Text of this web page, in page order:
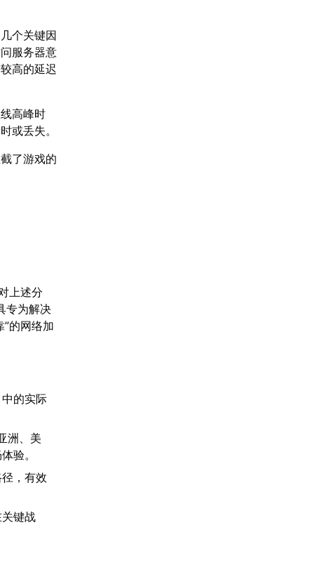
个关键因
服务器意
高的延迟
高峰时
或丢失。
了游戏的
上述分
专为解决
的网络加
的实际
洲、美
验。
，有效
键战